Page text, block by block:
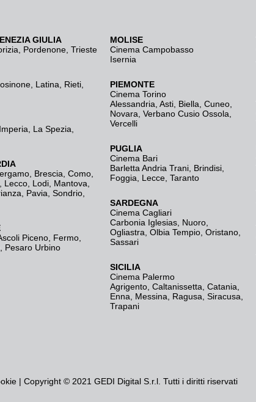
GIULIA
Pordenone Trieste
Latina Rieti
Imperia La Spezia
Brescia, Como
Lecco Lodi Mantova
Pavia Sondrio
Piceno Fermo
Pesaro Urbino
MOLISE
Cinema Campobasso
Isernia
PIEMONTE
Cinema Torino
Alessandria Asti Biella Cuneo
Novara Verbano Cusio Ossola
Vercelli
PUGLIA
Cinema Bari
Barletta Andria Trani Brindisi
Foggia
Lecce Taranto
SARDEGNA
Cinema Cagliari
Carbonia Iglesias Nuoro
Ogliastra Olbia Tempio Oristano
Sassari
SICILIA
Cinema Palermo
Agrigento Caltanissetta Catania
Enna
Messina Ragusa Siracusa
Trapani
| Copyright © 2021 GEDI Digital S.r.l. Tutti i diritti riservati